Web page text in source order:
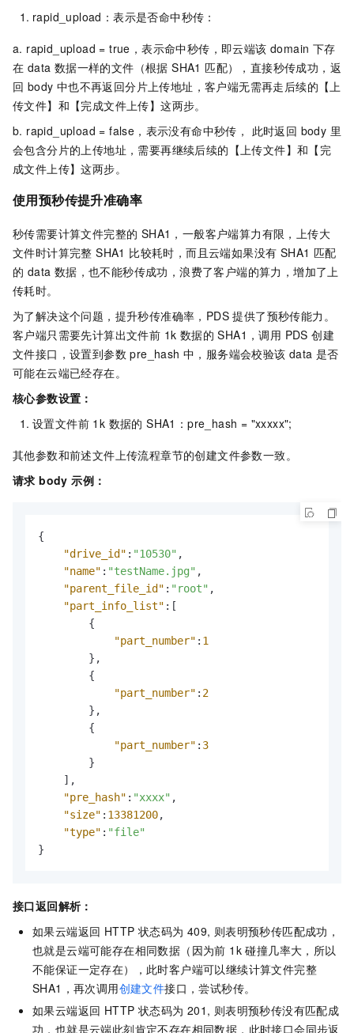
rapid_upload：表示是否命中秒传：
a. rapid_upload = true，表示命中秒传，即云端该 domain 下存
在 data 数据一样的文件（根据 SHA1 匹配），直接秒传成功，返
回 body 中也不再返回分片上传地址，客户端无需再走后续的【上
传文件】和【完成文件上传】这两步。
b. rapid_upload = false，表示没有命中秒传， 此时返回 body 里
会包含分片的上传地址，需要再继续后续的【上传文件】和【完
成文件上传】这两步。
使用预秒传提升准确率
秒传需要计算文件完整的 SHA1，一般客户端算力有限，上传大
文件时计算完整 SHA1 比较耗时，而且云端如果没有 SHA1 匹配
的 data 数据，也不能秒传成功，浪费了客户端的算力，增加了上
传耗时。
为了解决这个问题，提升秒传准确率，PDS 提供了预秒传能力。
客户端只需要先计算出文件前 1k 数据的 SHA1，调用 PDS 创建
文件接口，设置到参数 pre_hash 中，服务端会校验该 data 是否
可能在云端已经存在。
核心参数设置：
设置文件前 1k 数据的 SHA1：pre_hash = "xxxxx";
其他参数和前述文件上传流程章节的创建文件参数一致。
请求 body 示例：
{
"drive_id" : "10530" ,
"name" : "testName.jpg" ,
"parent_file_id" : "root" ,
"part_info_list" : [
{
"part_number" : 1
} ,
{
"part_number" : 2
} ,
{
"part_number" : 3
}
] ,
"pre_hash" : "xxxx" ,
"size" : 13381200,
"type" : "file"
}
接口返回解析：
如果云端返回 HTTP 状态码为 409, 则表明预秒传匹配成功，
也就是云端可能存在相同数据（因为前 1k 碰撞几率大，所以
不能保证一定存在），此时客户端可以继续计算文件完整
SHA1，再次调用创建文件接口，尝试秒传。
如果云端返回 HTTP 状态码为 201, 则表明预秒传没有匹配成
功，也就是云端此刻肯定不存在相同数据，此时接口会同步返